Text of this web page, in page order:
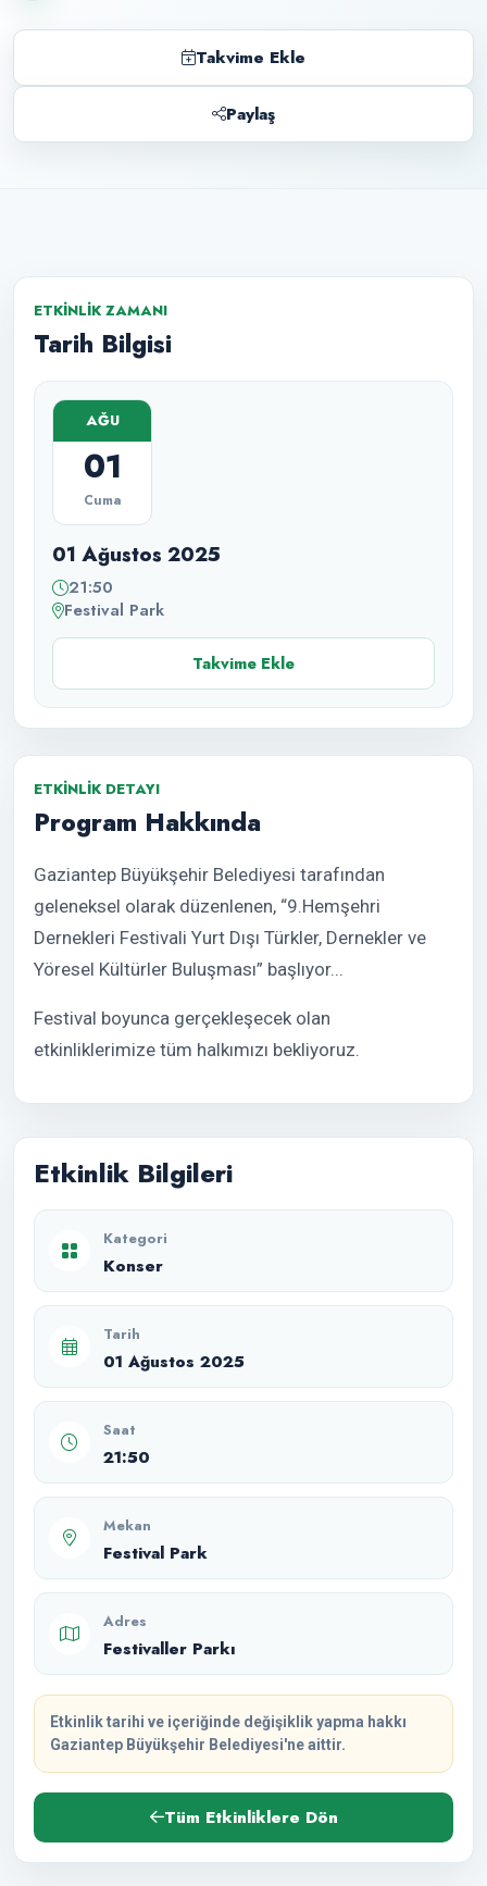
Takvime Ekle
Paylaş
ETKINLIK ZAMANI
Tarih Bilgisi
AĞU
01
Cuma
01 Ağustos 2025
21:50
Festival Park
Takvime Ekle
ETKINLIK DETAYI
Program Hakkında
Gaziantep Büyükşehir Belediyesi tarafından
geleneksel olarak düzenlenen, “9.Hemşehri
Dernekleri Festivali Yurt Dışı Türkler, Dernekler ve
Yöresel Kültürler Buluşması” başlıyor...
Festival boyunca gerçekleşecek olan
etkinliklerimize tüm halkımızı bekliyoruz.
Etkinlik Bilgileri
Kategori
Konser
Tarih
01 Ağustos 2025
Saat
21:50
Mekan
Festival Park
Adres
Festivaller Parkı
Etkinlik tarihi ve içeriğinde değişiklik yapma hakkı
Gaziantep Büyükşehir Belediyesi'ne aittir.
Tüm Etkinliklere Dön